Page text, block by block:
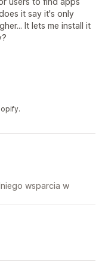
it say it's only
It lets me install it
wsparcia w